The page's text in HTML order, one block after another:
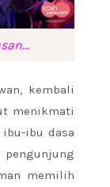
kembali
menikmati
ibu dasa
pengunjung
memilih